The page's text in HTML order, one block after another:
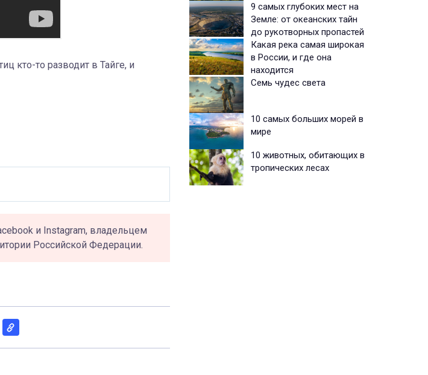
кто-то разводит в Тайге, и
и Instagram, владельцем
Российской Федерации.
9 самых глубоких мест на
Земле: от океанских тайн
до рукотворных пропастей
Какая река самая широкая
в России, и где она
находится
Семь чудес света
10 самых больших морей в
мире
10 животных, обитающих в
тропических лесах